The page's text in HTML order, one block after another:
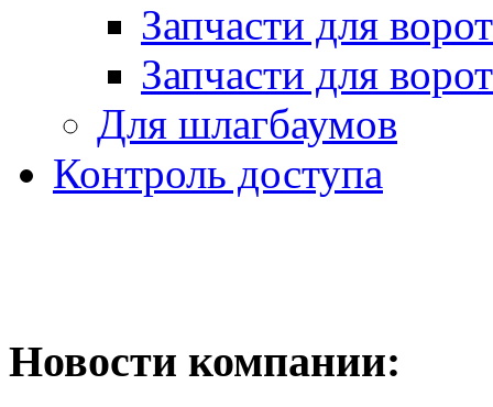
Запчасти для
Запчасти для
Для шлагбаумов
Контроль доступа
Новости компании: